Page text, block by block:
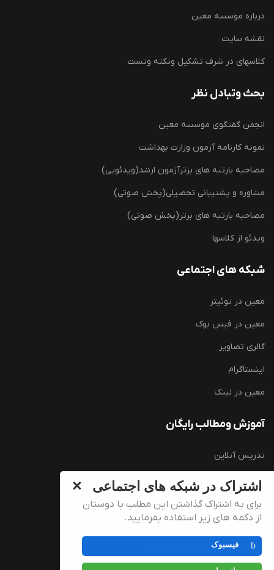
درباره موسسه معین
نقشه سایت
کلاسهای در شرف تشکیل ونکته وتست
بحث وتبادل نظر
انجمن گفتگوی موسسه معین
نمونه کارنامه آزمون وزارت بهداشت
مصاحبه بارتبه های برترآزمون ارشد(ویدئویی)
مشاوره و پشتیبانی تحصیلی(پخش صوتی)
مصاحبه بارتبه های برتر(پخش صوتی)
ویدئو از کلاسها
شبکه های اجتماعی
معین در توئیتر
معین در فیس بوک
گالری تصاویر
اینستاگرام
معین در لینک
آموزش ومطالب رایگان
تدریس آنلاین
آموزش زبان انگلیسی (رایگان)
سوالات کارشناسی ارشد وزارت بهداشت
سوالات دکتری تخصصی وزارت بهداشت
منابع و سوالات استخدامی وگزینش
اشتراک در شبکه های اجتماعی
برای به اشتراک گذاشتن این مطلب با دوستان
از دکمه های زیر استفاده بفرمایید.
فیسبوک